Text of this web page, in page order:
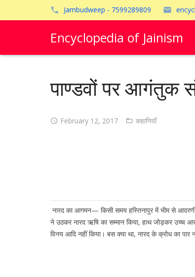
Jambudweep - 7599289809
Encyclopedia of Jainism
पाण्डवों पर आगंतुक
February 12, 2017 कहानियाँ
नारद का आगमन— किसी समय हस्तिनापुर में भीम से
ने उठकर नारद ऋषि का सम्मान किया, हाथ जोड़कर उच्च
विनय आदि नहीं किया। बस क्या था, नारद के क्रोध का